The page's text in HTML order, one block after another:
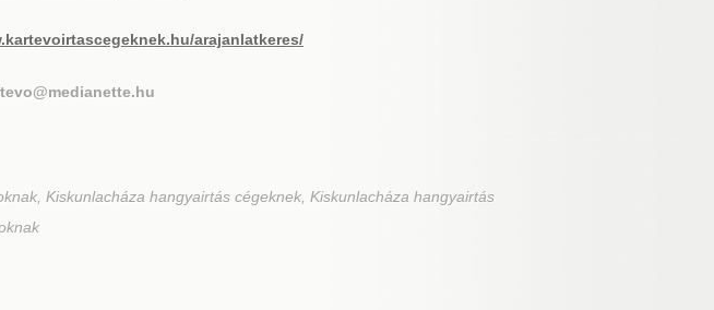
arajanlatkeres/
Kiskunlacháza hangyairtás cégeknek, Kiskunlacháza hangyairtás